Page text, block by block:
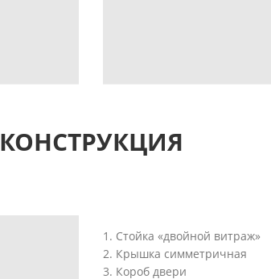
КОНСТРУКЦИЯ
1. Стойка «двойной витраж»
2. Крышка симмeтричная
3. Короб двери